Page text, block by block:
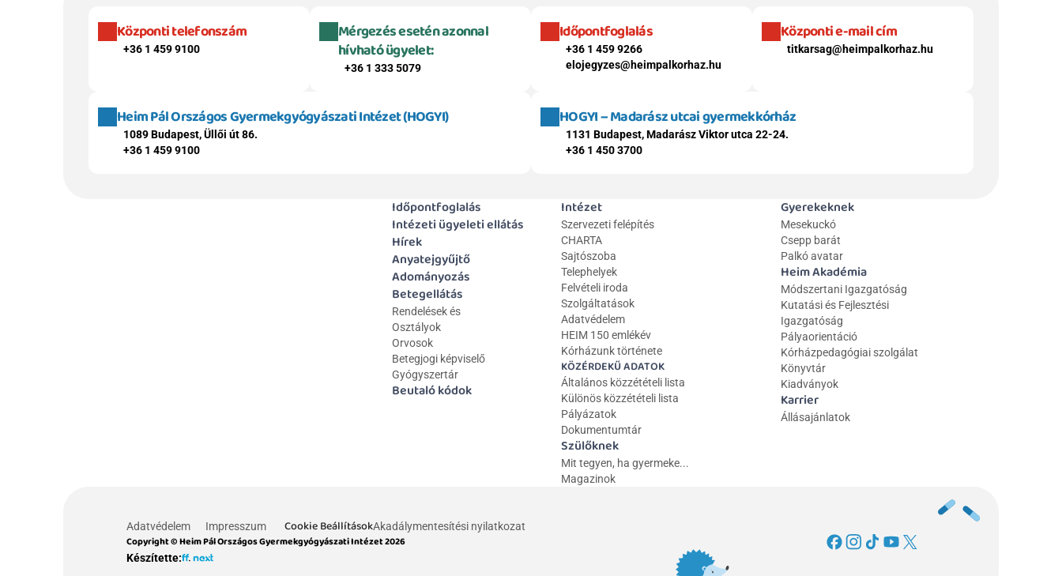
Központi telefonszám
+36 1 459 9100
Mérgezés esetén azonnal
hívható ügyelet:
+36 1 333 5079
Időpontfoglalás
+36 1 459 9266
elojegyzes@heimpalkorhaz.hu
Központi e-mail cím
titkarsag@heimpalkorhaz.hu
Heim Pál Országos Gyermekgyógyászati Intézet (HOGYI)
1089 Budapest, Üllői út 86.
+36 1 459 9100
HOGYI – Madarász utcai gyermekkórház
1131 Budapest, Madarász Viktor utca 22-24.
+36 1 450 3700
Időpontfoglalás
Intézeti ügyeleti ellátás
Hírek
Anyatejgyűjtő
Adományozás
Betegellátás
Rendelések és
Osztályok
Orvosok
Betegjogi képviselő
Gyógyszertár
Beutaló kódok
Intézet
Szervezeti felépítés
CHARTA
Sajtószoba
Telephelyek
Felvételi iroda
Szolgáltatások
Adatvédelem
HEIM 150 emlékév
Kórházunk története
KÖZÉRDEKŰ ADATOK
Általános közzétételi lista
Különös közzétételi lista
Pályázatok
Dokumentumtár
Szülőknek
Mit tegyen, ha gyermeke...
Magazinok
Gyerekeknek
Mesekuckó
Csepp barát
Palkó avatar
Heim Akadémia
Módszertani Igazgatóság
Kutatási és Fejlesztési
Igazgatóság
Pályaorientáció
Kórházpedagógiai szolgálat
Könyvtár
Kiadványok
Karrier
Állásajánlatok
Adatvédelem Impresszum Cookie BeállításokAkadálymentesítési nyilatkozat
Copyright © Heim Pál Országos Gyermekgyógyászati Intézet 2026
Készítette: